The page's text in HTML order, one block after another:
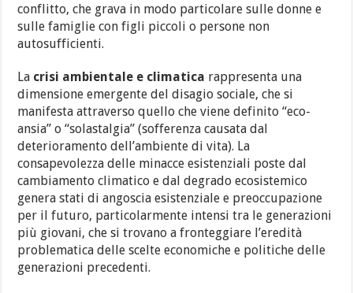
conflitto, che grava in modo particolare sulle donne e
sulle famiglie con figli piccoli o persone non
autosufficienti.
La crisi ambientale e climatica rappresenta una
dimensione emergente del disagio sociale, che si
manifesta attraverso quello che viene definito “eco-
ansia” o “solastalgia” (sofferenza causata dal
deterioramento dell’ambiente di vita). La
consapevolezza delle minacce esistenziali poste dal
cambiamento climatico e dal degrado ecosistemico
genera stati di angoscia esistenziale e preoccupazione
per il futuro, particolarmente intensi tra le generazioni
più giovani, che si trovano a fronteggiare l’eredità
problematica delle scelte economiche e politiche delle
generazioni precedenti.